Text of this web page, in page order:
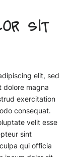
sit
elit, sed
dolore magna
exercitation
consequat.
velit esse
sint
qui officia